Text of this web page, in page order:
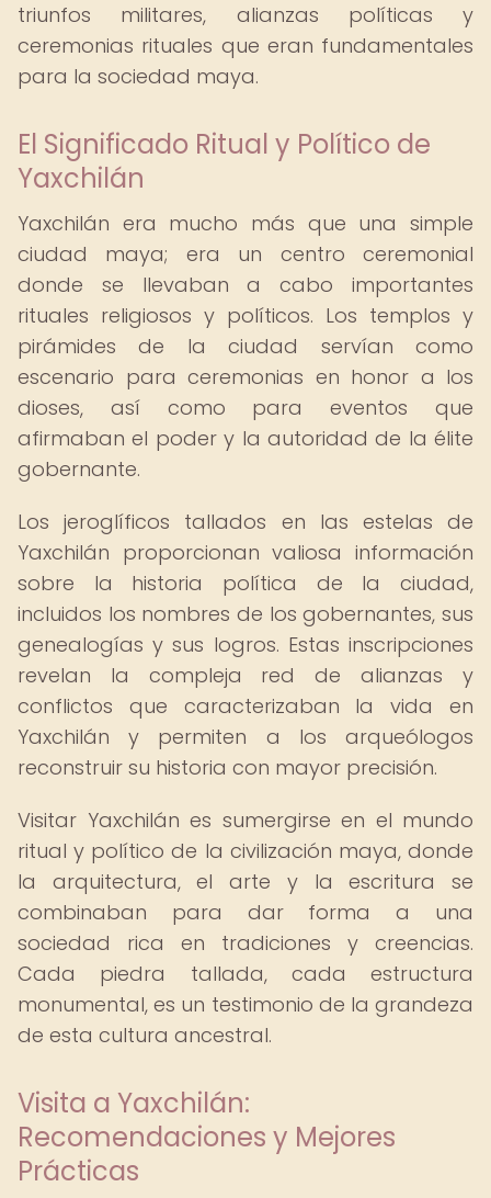
triunfos militares, alianzas políticas y
ceremonias rituales que eran fundamentales
para la sociedad maya.
El Significado Ritual y Político de
Yaxchilán
Yaxchilán era mucho más que una simple
ciudad maya; era un centro ceremonial
donde se llevaban a cabo importantes
rituales religiosos y políticos. Los templos y
pirámides de la ciudad servían como
escenario para ceremonias en honor a los
dioses, así como para eventos que
afirmaban el poder y la autoridad de la élite
gobernante.
Los jeroglíficos tallados en las estelas de
Yaxchilán proporcionan valiosa información
sobre la historia política de la ciudad,
incluidos los nombres de los gobernantes, sus
genealogías y sus logros. Estas inscripciones
revelan la compleja red de alianzas y
conflictos que caracterizaban la vida en
Yaxchilán y permiten a los arqueólogos
reconstruir su historia con mayor precisión.
Visitar Yaxchilán es sumergirse en el mundo
ritual y político de la civilización maya, donde
la arquitectura, el arte y la escritura se
combinaban para dar forma a una
sociedad rica en tradiciones y creencias.
Cada piedra tallada, cada estructura
monumental, es un testimonio de la grandeza
de esta cultura ancestral.
Visita a Yaxchilán:
Recomendaciones y Mejores
Prácticas